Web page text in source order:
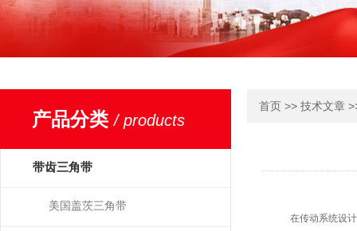
产品分类/ products
带齿三角带
美国盖茨三角带
首页 >> 技术文章
在传动系统设计